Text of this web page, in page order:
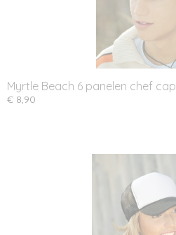
Myrtle Beach 6 panelen chef cap
€ 8,90